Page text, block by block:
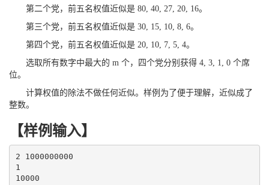
第二个党，前五名权值近似是 80, 40, 27, 20, 16。
第三个党，前五名权值近似是 30, 15, 10, 8, 6。
第四个党，前五名权值近似是 20, 10, 7, 5, 4。
选取所有数字中最大的 m 个，四个党分别获得 4, 3, 1, 0 个席
位。
计算权值的除法不做任何近似。样例为了便于理解，近似成了
整数。
【样例输入】
2 1000000000
1
10000